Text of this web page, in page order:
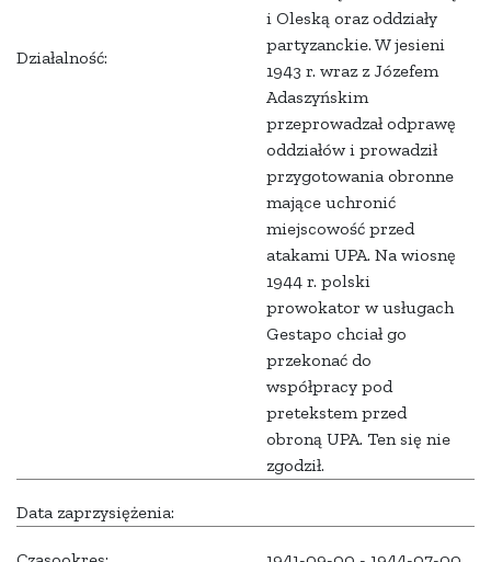
Działalność:
i Oleską oraz oddziały
partyzanckie. W jesieni
1943 r. wraz z Józefem
Adaszyńskim
przeprowadzał odprawę
oddziałów i prowadził
przygotowania obronne
mające uchronić
miejscowość przed
atakami UPA. Na wiosnę
1944 r. polski
prowokator w usługach
Gestapo chciał go
przekonać do
współpracy pod
pretekstem przed
obroną UPA. Ten się nie
zgodził.
Data zaprzysiężenia: